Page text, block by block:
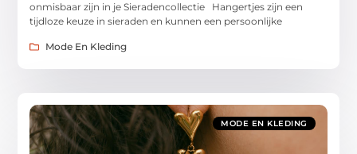
onmisbaar zijn in je Sieradencollectie Hangertjes zijn een
tijdloze keuze in sieraden en kunnen een persoonlijke
Mode En Kleding
MODE EN KLEDING